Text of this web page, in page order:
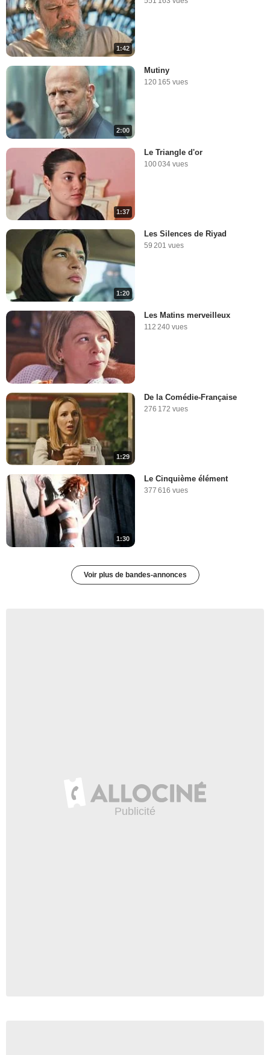
1:42
2:00
Mutiny
120 165 vues
1:37
Le Triangle d'or
100 034 vues
1:20
Les Silences de Riyad
59 201 vues
Les Matins merveilleux
112 240 vues
1:29
De la Comédie-Française
276 172 vues
1:30
Le Cinquième élément
377 616 vues
Voir plus de bandes-annonces